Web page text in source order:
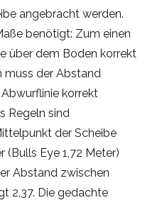
angebracht werden.
benötigt: Zum einen
über dem Boden korrekt
muss der Abstand
korrekt
Regeln sind
der Scheibe
(Bulls Eye 1,72 Meter)
Abstand zwischen
2,37. Die gedachte